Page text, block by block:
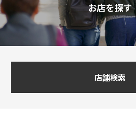
お店を探す
店舗検索